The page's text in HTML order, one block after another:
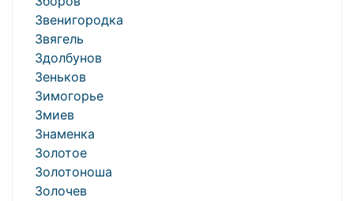
Звенигородка
Звягель
Здолбунов
Зеньков
Зимогорье
Змиев
Знаменка
Золотое
Золотоноша
Золочев